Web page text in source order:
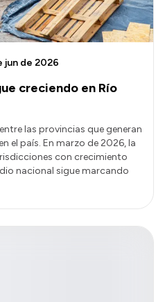
creciendo en Río
jun de 2026
las provincias que generan
el país. En marzo de 2026, la
con crecimiento
nacional sigue marcando